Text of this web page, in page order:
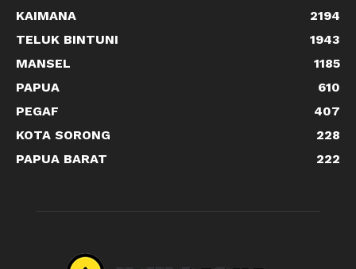
KAIMANA
2194
TELUK BINTUNI
1943
MANSEL
1185
PAPUA
610
PEGAF
407
KOTA SORONG
228
PAPUA BARAT
222